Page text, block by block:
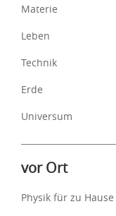
Materie
Leben
Technik
Erde
Universum
vor Ort
Physik für zu Hause